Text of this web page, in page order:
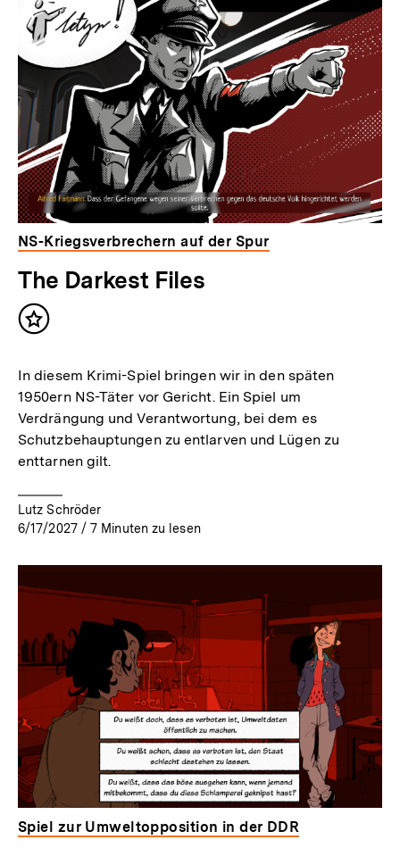
NS-Kriegsverbrechern auf der Spur
The Darkest Files
Inhalt
In diesem Krimi-Spiel bringen wir in den späten
1950ern NS-Täter vor Gericht. Ein Spiel um
Verdrängung und Verantwortung, bei dem es
Schutzbehauptungen zu entlarven und Lügen zu
enttarnen gilt.
Lutz Schröder
6/17/2027 / 7 Minuten zu lesen
Spiel zur Umweltopposition in der DDR